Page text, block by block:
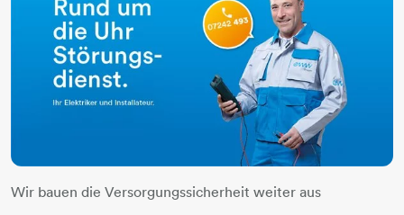
Wir bauen die Versorgungssicherheit weiter aus